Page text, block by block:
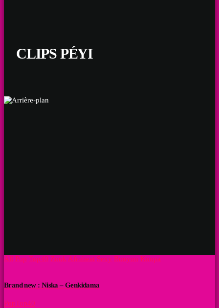
CLIPS PÉYI
All Pop Top40 Zouk Afrobeat Sexy Bouyon Konpa
Brand new : Niska – Genkidama
PopTop40